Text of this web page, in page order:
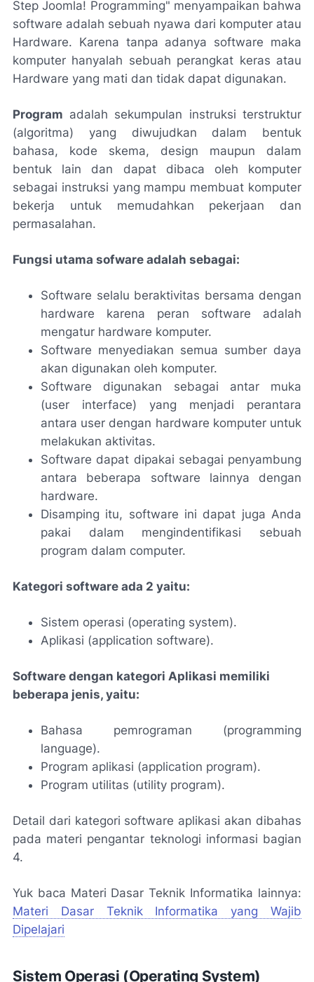
Step Joomla! Programming" menyampaikan bahwa
software adalah sebuah nyawa dari komputer atau
Hardware. Karena tanpa adanya software maka
komputer hanyalah sebuah perangkat keras atau
Hardware yang mati dan tidak dapat digunakan.
Program adalah sekumpulan instruksi terstruktur
(algoritma) yang diwujudkan dalam bentuk
bahasa, kode skema, design maupun dalam
bentuk lain dan dapat dibaca oleh komputer
sebagai instruksi yang mampu membuat komputer
bekerja untuk memudahkan pekerjaan dan
permasalahan.
Fungsi utama sofware adalah sebagai:
Software selalu beraktivitas bersama dengan
hardware karena peran software adalah
mengatur hardware komputer.
Software menyediakan semua sumber daya
akan digunakan oleh komputer.
Software digunakan sebagai antar muka
(user interface) yang menjadi perantara
antara user dengan hardware komputer untuk
melakukan aktivitas.
Software dapat dipakai sebagai penyambung
antara beberapa software lainnya dengan
hardware.
Disamping itu, software ini dapat juga Anda
pakai dalam mengindentifikasi sebuah
program dalam computer.
Kategori software ada 2 yaitu:
Sistem operasi (operating system).
Aplikasi (application software).
Software dengan kategori Aplikasi memiliki
beberapa jenis, yaitu:
Bahasa pemrograman (programming
language).
Program aplikasi (application program).
Program utilitas (utility program).
Detail dari kategori software aplikasi akan dibahas
pada materi pengantar teknologi informasi bagian
4.
Yuk baca Materi Dasar Teknik Informatika lainnya:
Materi Dasar Teknik Informatika yang Wajib
Dipelajari
Sistem Operasi (Operating System)